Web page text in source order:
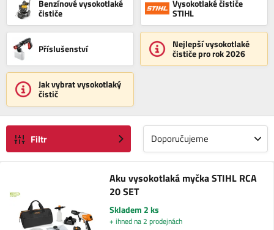
Benzínové vysokotlaké
čističe
Vysokotlaké čističe
STIHL
Příslušenství Nejlepší vysokotlaké
čističe pro rok 2026
Jak vybrat vysokotlaký
čistič
Filtr Doporučujeme
Aku vysokotlaká myčka STIHL RCA
20 SET
Skladem 2 ks
+ ihned na 2 prodejnách